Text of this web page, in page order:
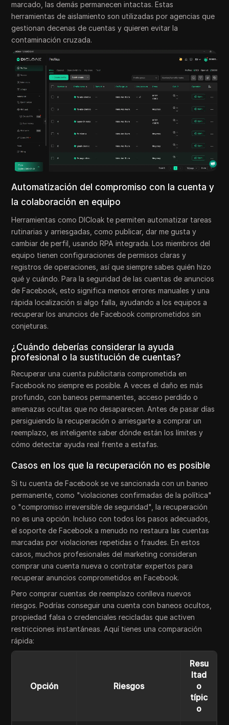
marcado, las demás permanecen intactas. Estas
herramientas de aislamiento son utilizadas por agencias que
gestionan decenas de cuentas y quieren evitar la
contaminación cruzada.
Automatización del compromiso con la cuenta y
la colaboración en equipo
Herramientas como DICloak te permiten automatizar tareas
rutinarias y arriesgadas, como publicar, dar me gusta y
cambiar de perfil, usando RPA integrada. Los miembros del
equipo tienen configuraciones de permisos claras y
registros de operaciones, así que siempre sabes quién hizo
qué y cuándo. Para la seguridad de las cuentas de anuncios
de Facebook, esto significa menos errores manuales y una
rápida localización si algo falla, ayudando a los equipos a
recuperar los anuncios de Facebook comprometidos sin
conjeturas.
¿Cuándo deberías considerar la ayuda
profesional o la sustitución de cuentas?
Recuperar una cuenta publicitaria comprometida en
Facebook no siempre es posible. A veces el daño es más
profundo, con baneos permanentes, acceso perdido o
amenazas ocultas que no desaparecen. Antes de pasar días
persiguiendo la recuperación o arriesgarte a comprar un
reemplazo, es inteligente saber dónde están los límites y
cómo detectar ayuda real frente a estafas.
Casos en los que la recuperación no es posible
Si tu cuenta de Facebook se ve sancionada con un baneo
permanente, como "violaciones confirmadas de la política"
o "compromiso irreversible de seguridad", la recuperación
no es una opción. Incluso con todos los pasos adecuados,
el soporte de Facebook a menudo no restaura las cuentas
marcadas por violaciones repetidas o fraudes. En estos
casos, muchos profesionales del marketing consideran
comprar una cuenta nueva o contratar expertos para
recuperar anuncios comprometidos en Facebook.
Pero comprar cuentas de reemplazo conlleva nuevos
riesgos. Podrías conseguir una cuenta con baneos ocultos,
propiedad falsa o credenciales recicladas que activen
restricciones instantáneas. Aquí tienes una comparación
rápida:
Opción Riesgos
Resu
ltad
o
típic
o